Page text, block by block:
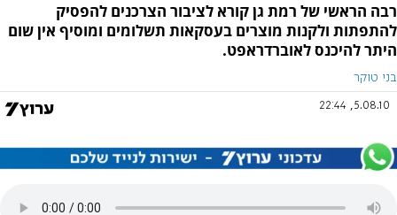
רבה הראשי של רמת גן קורא לציבור הצרכנים להפסיק
להתפתות ולקנות מוצרים בעסקאות תשלומים ומוסיף אין שום
היתר להיכנס לאוברדראפט.
בני טוקר
5.08.10, 22:44